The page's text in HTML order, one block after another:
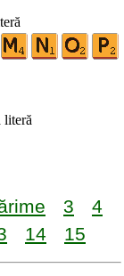
literă
3
4
14 15